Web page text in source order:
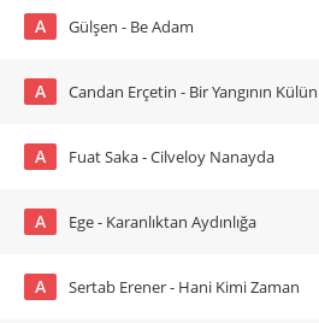
A Gülşen - Be Adam
A Candan Erçetin - Bir Yangının
A Fuat Saka - Cilveloy Nanayda
A Ege - Karanlıktan Aydınlığa
A Sertab Erener - Hani Kimi Zaman